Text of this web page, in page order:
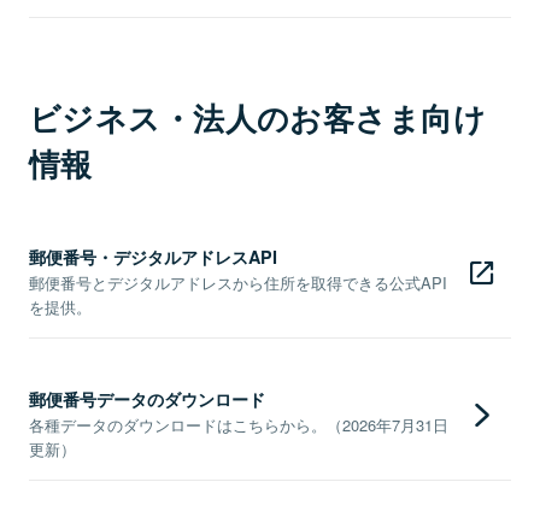
ビジネス・法人のお客さま向け
情報
郵便番号・デジタルアドレスAPI
郵便番号とデジタルアドレスから住所を取得できる公式API
を提供。
郵便番号データのダウンロード
各種データのダウンロードはこちらから。（2026年7月31日
更新）